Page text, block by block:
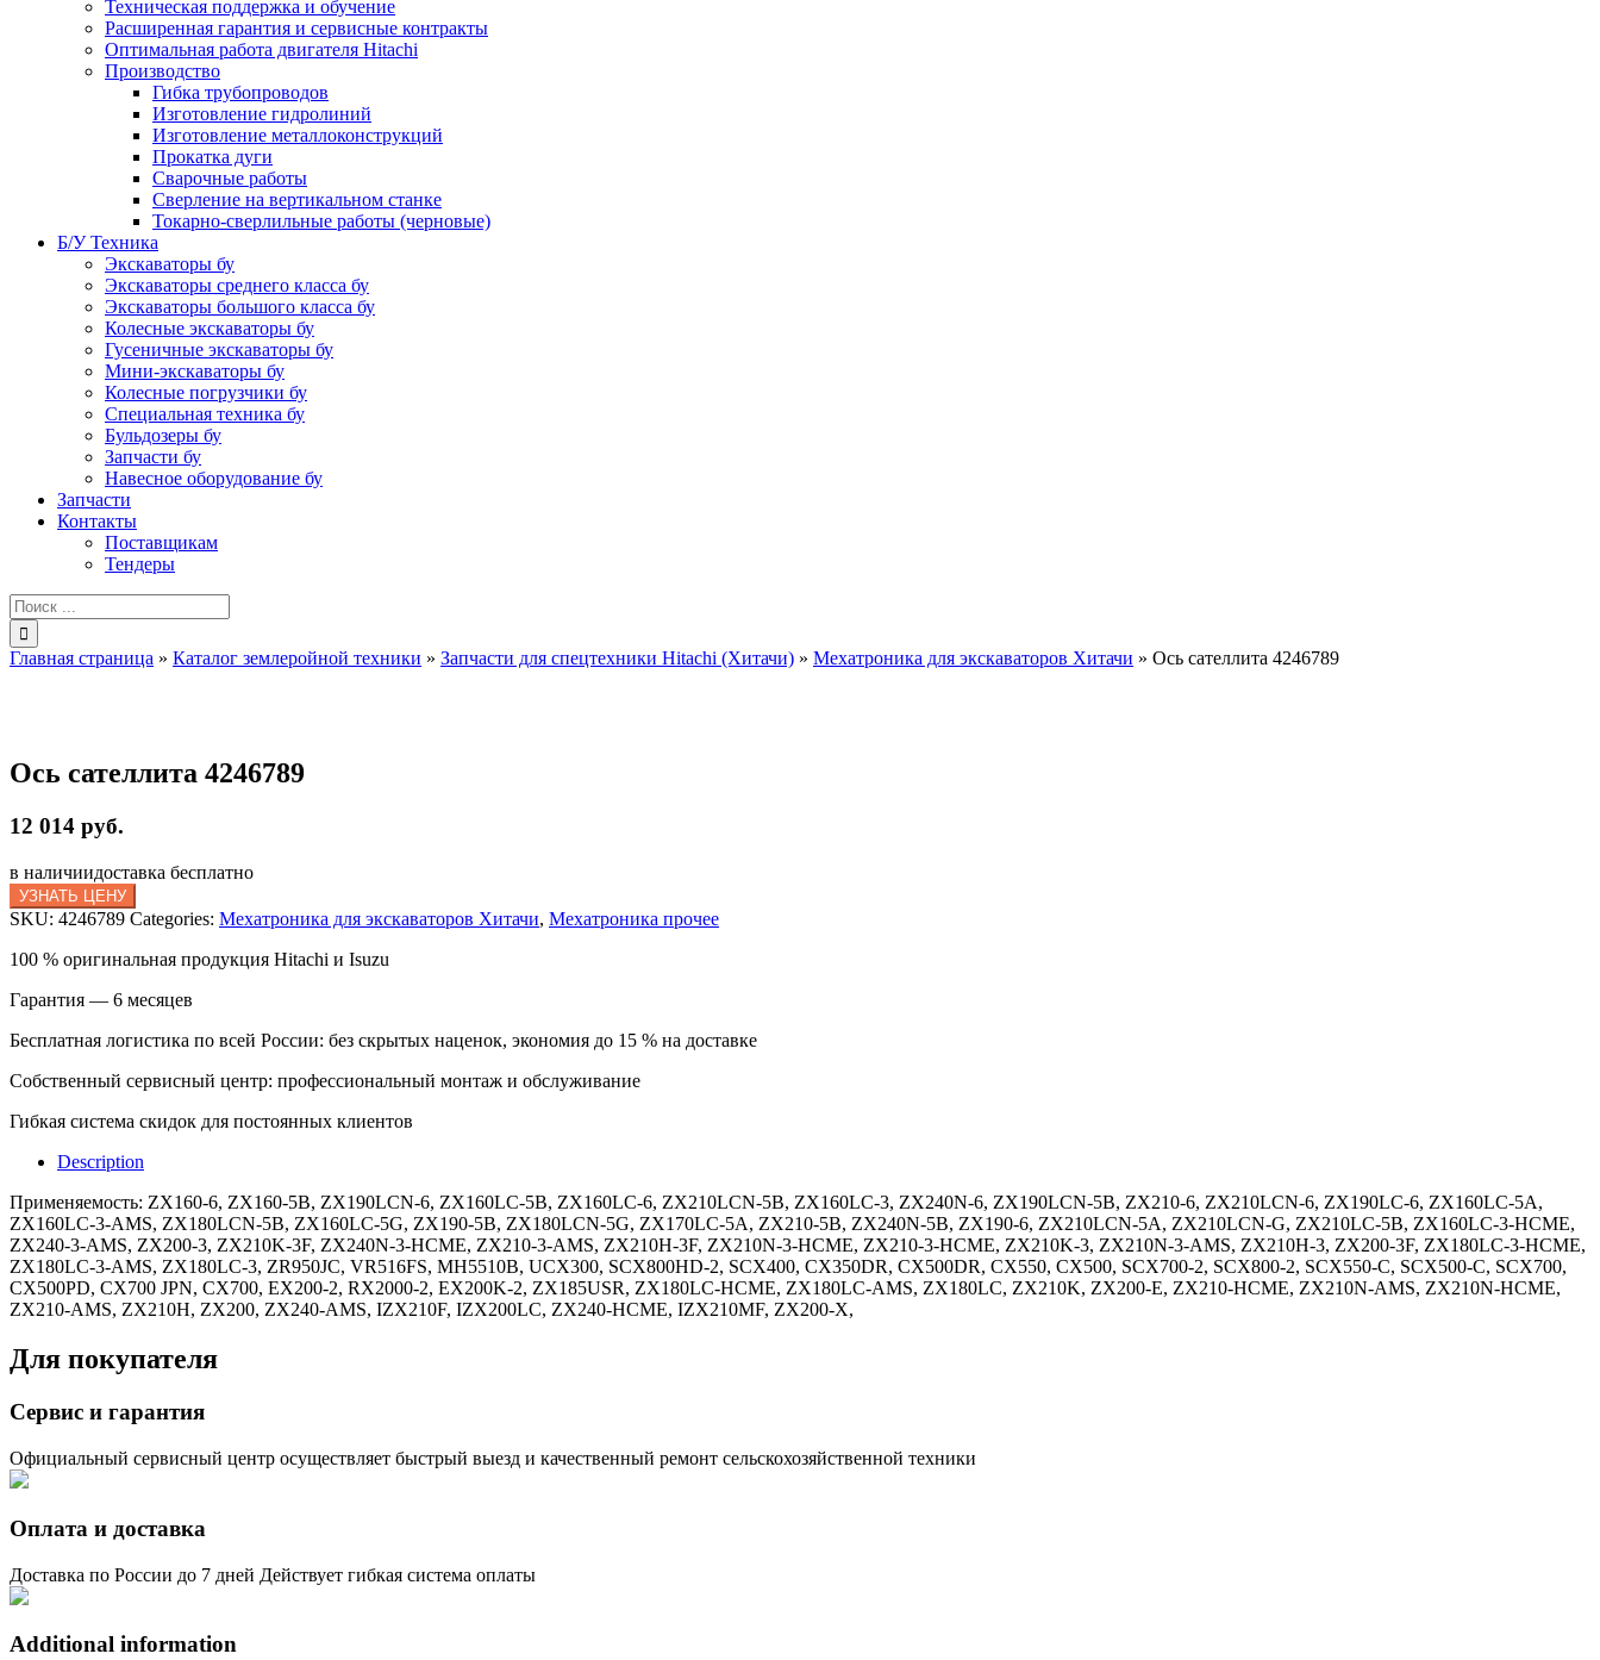
Техническая поддержка и обучение
Расширенная гарантия и сервисные контракты
Оптимальная работа двигателя Hitachi
Производство
Гибка трубопроводов
Изготовление гидролиний
Изготовление металлоконструкций
Прокатка дуги
Сварочные работы
Сверление на вертикальном станке
Токарно-сверлильные работы (черновые)
Б/У Техника
Экскаваторы бу
Экскаваторы среднего класса бу
Экскаваторы большого класса бу
Колесные экскаваторы бу
Гусеничные экскаваторы бу
Мини-экскаваторы бу
Колесные погрузчики бу
Специальная техника бу
Бульдозеры бу
Запчасти бу
Навесное оборудование бу
Запчасти
Контакты
Поставщикам
Тендеры
Результат
поиска:
Главная страница » Каталог землеройной техники » Запчасти для спецтехники Hitachi (Хитачи) » Мехатроника для экскаваторов Хитачи » Ось сателлита 4246789
Ось сателлита 4246789
12 014 руб.
в наличиидоставка бесплатно
УЗНАТЬ ЦЕНУ
SKU: 4246789 Categories: Мехатроника для экскаваторов Хитачи, Мехатроника прочее
100 % оригинальная продукция Hitachi и Isuzu
Гарантия — 6 месяцев
Бесплатная логистика по всей России: без скрытых наценок, экономия до 15 % на доставке
Собственный сервисный центр: профессиональный монтаж и обслуживание
Гибкая система скидок для постоянных клиентов
Description
Применяемость: ZX160-6, ZX160-5B, ZX190LCN-6, ZX160LC-5B, ZX160LC-6, ZX210LCN-5B, ZX160LC-3, ZX240N-6, ZX190LCN-5B, ZX210-6, ZX210LCN-6, ZX190LC-6, ZX160LC-5A,
ZX160LC-3-AMS, ZX180LCN-5B, ZX160LC-5G, ZX190-5B, ZX180LCN-5G, ZX170LC-5A, ZX210-5B, ZX240N-5B, ZX190-6, ZX210LCN-5A, ZX210LCN-G, ZX210LC-5B, ZX160LC-3-HCME,
ZX240-3-AMS, ZX200-3, ZX210K-3F, ZX240N-3-HCME, ZX210-3-AMS, ZX210H-3F, ZX210N-3-HCME, ZX210-3-HCME, ZX210K-3, ZX210N-3-AMS, ZX210H-3, ZX200-3F, ZX180LC-3-HCME,
ZX180LC-3-AMS, ZX180LC-3, ZR950JC, VR516FS, MH5510B, UCX300, SCX800HD-2, SCX400, CX350DR, CX500DR, CX550, CX500, SCX700-2, SCX800-2, SCX550-C, SCX500-C, SCX700,
CX500PD, CX700 JPN, CX700, EX200-2, RX2000-2, EX200K-2, ZX185USR, ZX180LC-HCME, ZX180LC-AMS, ZX180LC, ZX210K, ZX200-E, ZX210-HCME, ZX210N-AMS, ZX210N-HCME,
ZX210-AMS, ZX210H, ZX200, ZX240-AMS, IZX210F, IZX200LC, ZX240-HCME, IZX210MF, ZX200-X,
Для покупателя
Сервис и гарантия
Официальный сервисный центр осуществляет быстрый выезд и качественный ремонт сельскохозяйственной техники
Оплата и доставка
Доставка по России до 7 дней Действует гибкая система оплаты
Additional information